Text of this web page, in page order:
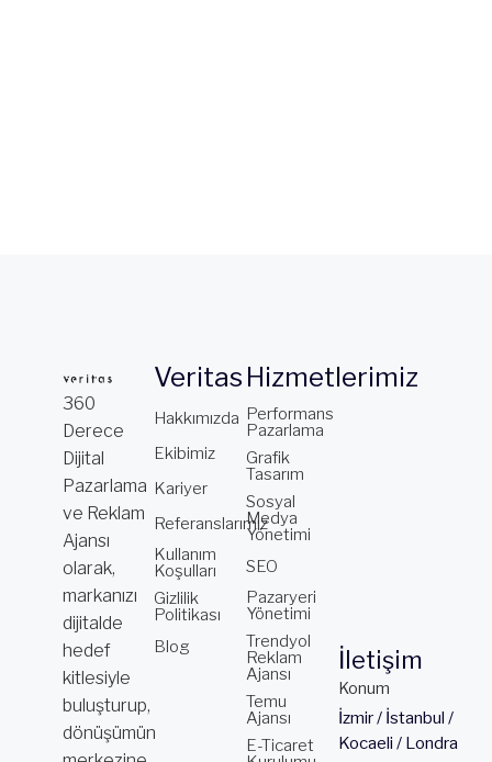
360
Derece
Dijital
Pazarlama
ve Reklam
Ajansı
olarak,
markanızı
dijitalde
hedef
kitlesiyle
buluşturup,
dönüşümün
Veritas
Hakkımızda
Ekibimiz
Kariyer
Referanslarımız
Kullanım
Koşulları
Gizlilik
Politikası
Blog
Hizmetlerimiz
Performans
Pazarlama
Grafik
Tasarım
Sosyal
Medya
Yönetimi
SEO
Pazaryeri
Yönetimi
Trendyol
Reklam
Ajansı
Temu
Ajansı
E-Ticaret
Konum
İzmir / İstanbul /
Kocaeli / Londra
İletişim